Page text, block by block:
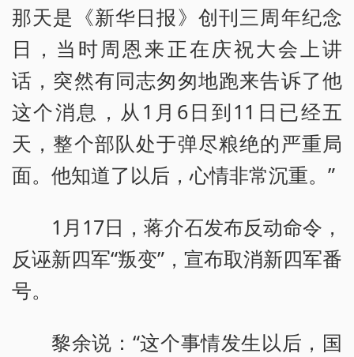
那天是《新华日报》创刊三周年纪念
日，当时周恩来正在庆祝大会上讲
话，突然有同志匆匆地跑来告诉了他
这个消息，从1月6日到11日已经五
天，整个部队处于弹尽粮绝的严重局
面。他知道了以后，心情非常沉重。”
1月17日，蒋介石发布反动命令，
反诬新四军“叛变”，宣布取消新四军番
号。
黎余说：“这个事情发生以后，国